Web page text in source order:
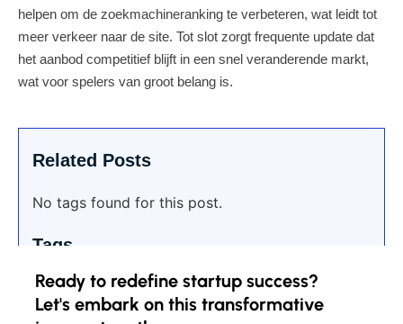
helpen om de zoekmachineranking te verbeteren, wat leidt tot
meer verkeer naar de site. Tot slot zorgt frequente update dat
het aanbod competitief blijft in een snel veranderende markt,
wat voor spelers van groot belang is.
Related Posts
No tags found for this post.
Tags
Ready to redefine startup success?
Let's embark on this transformative